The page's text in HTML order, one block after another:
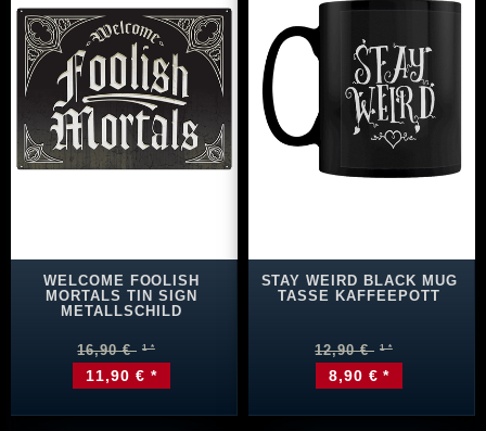
WELCOME FOOLISH
MORTALS TIN SIGN
METALLSCHILD
16,90 €
11,90 € *
STAY WEIRD BLACK MUG
TASSE KAFFEEPOTT
12,90 €
8,90 € *